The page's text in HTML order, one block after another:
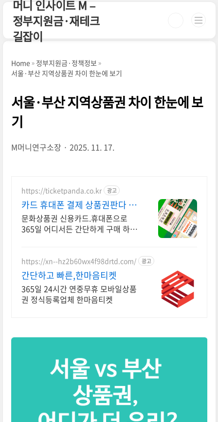
본문 바로가기
머니 인사이트 M –
정부지원금·재테크
길잡이
Home
정부지원금·정책정보
서울·부산 지역상품권 차이 한눈에 보기
서울·부산 지역상품권 차이 한눈에 보
기
M머니연구소장 2025. 11. 17.
https://ticketpanda.co.kr 광고
카드 휴대폰 결제 상품권판다 신
용카드 휴대폰 결제 지원
문화상품권 신용카드.휴대폰으로
365일 어디서든 간단하게 구매 하세
https://xn--hz2b60wx4f98drtd.com/ 광고
간단하고 빠른,한마음티켓
365일 24시간 연중무휴 모바일상품
권 정식등록업체 한마음티켓